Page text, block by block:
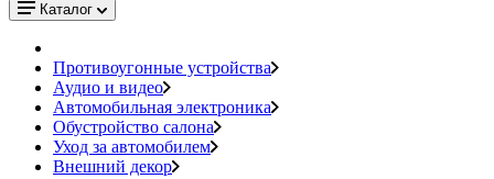
Каталог
Противоугонные устройства
Аудио и видео
Автомобильная электроника
Обустройство салона
Уход за автомобилем
Внешний декор